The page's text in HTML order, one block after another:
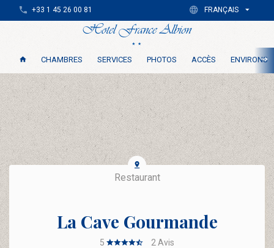
CHAMBRES SERVICES PHOTOS ACCÈS ENVIRONS
+33 1 45 26 00 81 FRANÇAIS
Restaurant
La Cave Gourmande
5 2 Avis